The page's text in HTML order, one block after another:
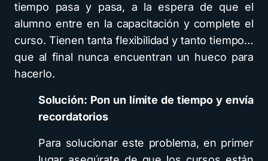
tiempo pasa y pasa, a la espera de que el
alumno entre en la capacitación y complete el
curso. Tienen tanta flexibilidad y tanto tiempo…
que al final nunca encuentran un hueco para
hacerlo.
Solución: Pon un límite de tiempo y envía
recordatorios
Para solucionar este problema, en primer